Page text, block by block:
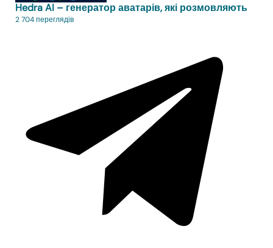
Hedra AI – генератор аватарів, які розмовляють
2 704 переглядів